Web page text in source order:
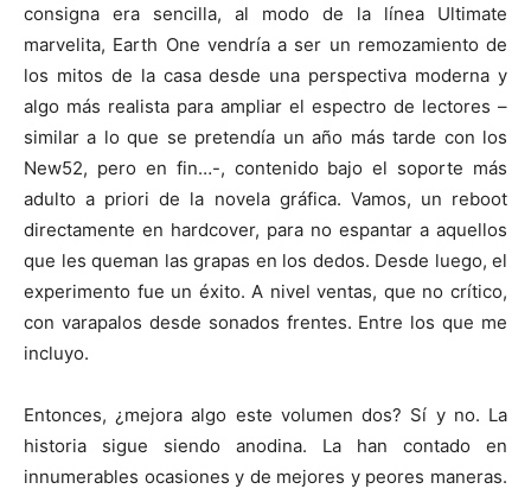
consigna era sencilla, al modo de la línea Ultimate
marvelita, Earth One vendría a ser un remozamiento de
los mitos de la casa desde una perspectiva moderna y
algo más realista para ampliar el espectro de lectores –
similar a lo que se pretendía un año más tarde con los
New52, pero en fin…-, contenido bajo el soporte más
adulto a priori de la novela gráfica. Vamos, un reboot
directamente en hardcover, para no espantar a aquellos
que les queman las grapas en los dedos. Desde luego, el
experimento fue un éxito. A nivel ventas, que no crítico,
con varapalos desde sonados frentes. Entre los que me
incluyo.
Entonces, ¿mejora algo este volumen dos? Sí y no. La
historia sigue siendo anodina. La han contado en
innumerables ocasiones y de mejores y peores maneras.